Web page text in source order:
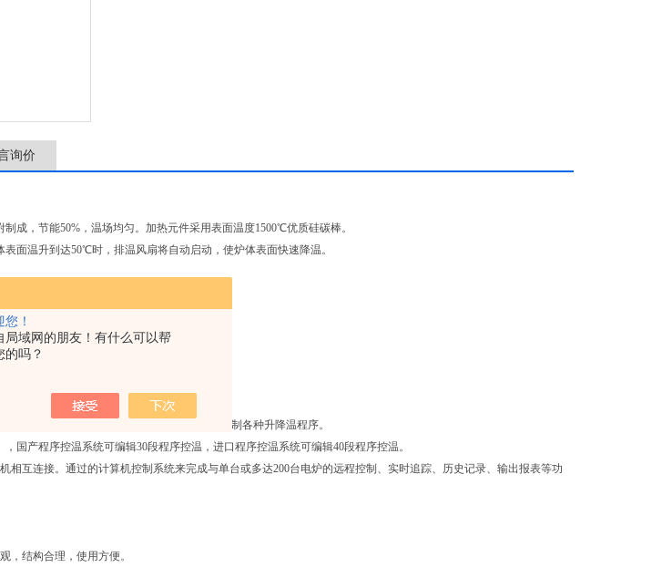
您！
局域网的朋友！有什么可以帮
的吗？
询价
成，节能50%，温场均匀。加热元件采用表面温度1500℃优质硅碳棒。
面温升到达50℃时，排温风扇将自动启动，使炉体表面快速降温。
电。
动断电及报警。
功能确保了使用的安全性。
有PID调节、模糊控制、自整定功能，并可编制各种升降温程序。
国产程序控温系统可编辑30段程序控温，进口程序控温系统可编辑40段程序控温。
相互连接。通过的计算机控制系统来完成与单台或多达200台电炉的远程控制、实时追踪、历史记录、输出报表等功
，结构合理，使用方便。